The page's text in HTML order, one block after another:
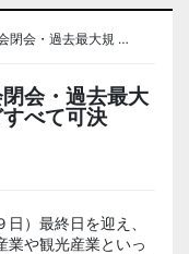
閉会・過去最大規 …
閉会・過去最大
べて可決
）最終日を迎え、
業や観光産業といっ